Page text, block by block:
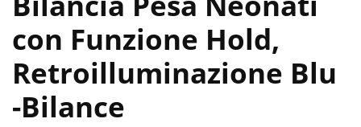
con Funzione Hold,
Retroilluminazione Blu
-Bilance